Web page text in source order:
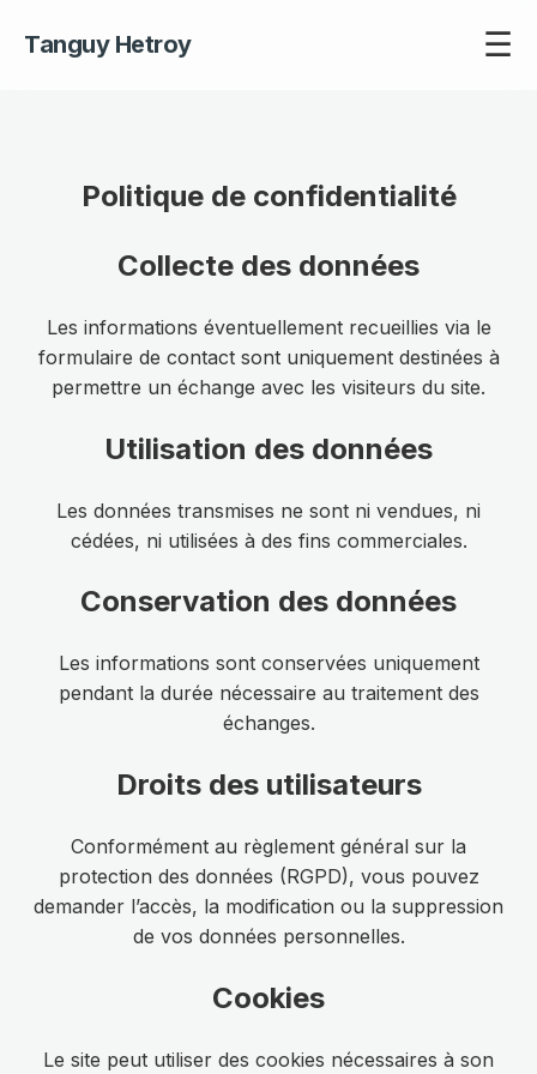
Tanguy Hetroy ☰
Politique de confidentialité
Collecte des données
Les informations éventuellement recueillies via le
formulaire de contact sont uniquement destinées à
permettre un échange avec les visiteurs du site.
Utilisation des données
Les données transmises ne sont ni vendues, ni
cédées, ni utilisées à des fins commerciales.
Conservation des données
Les informations sont conservées uniquement
pendant la durée nécessaire au traitement des
échanges.
Droits des utilisateurs
Conformément au règlement général sur la
protection des données (RGPD), vous pouvez
demander l’accès, la modification ou la suppression
de vos données personnelles.
Cookies
Le site peut utiliser des cookies nécessaires à son